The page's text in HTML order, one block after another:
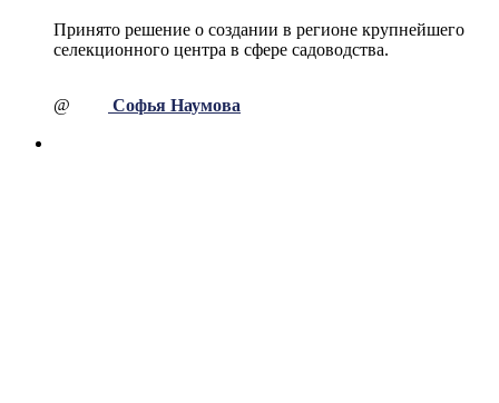
Принято решение о создании в регионе крупнейшего
селекционного центра в сфере садоводства.
@ Софья Наумова